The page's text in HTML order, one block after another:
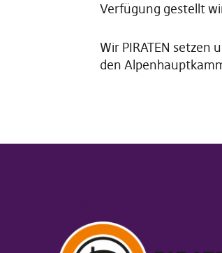
Verfügung gestellt
Wir PIRATEN
den